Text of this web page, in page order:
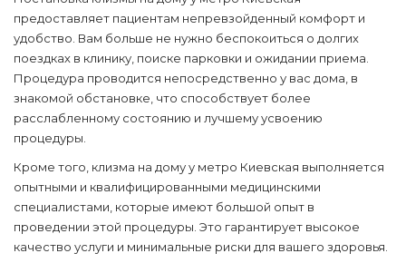
предоставляет пациентам непревзойденный комфорт и
удобство. Вам больше не нужно беспокоиться о долгих
поездках в клинику, поиске парковки и ожидании приема.
Процедура проводится непосредственно у вас дома, в
знакомой обстановке, что способствует более
расслабленному состоянию и лучшему усвоению
процедуры.
Кроме того, клизма на дому у метро Киевская выполняется
опытными и квалифицированными медицинскими
специалистами, которые имеют большой опыт в
проведении этой процедуры. Это гарантирует высокое
качество услуги и минимальные риски для вашего здоровья.